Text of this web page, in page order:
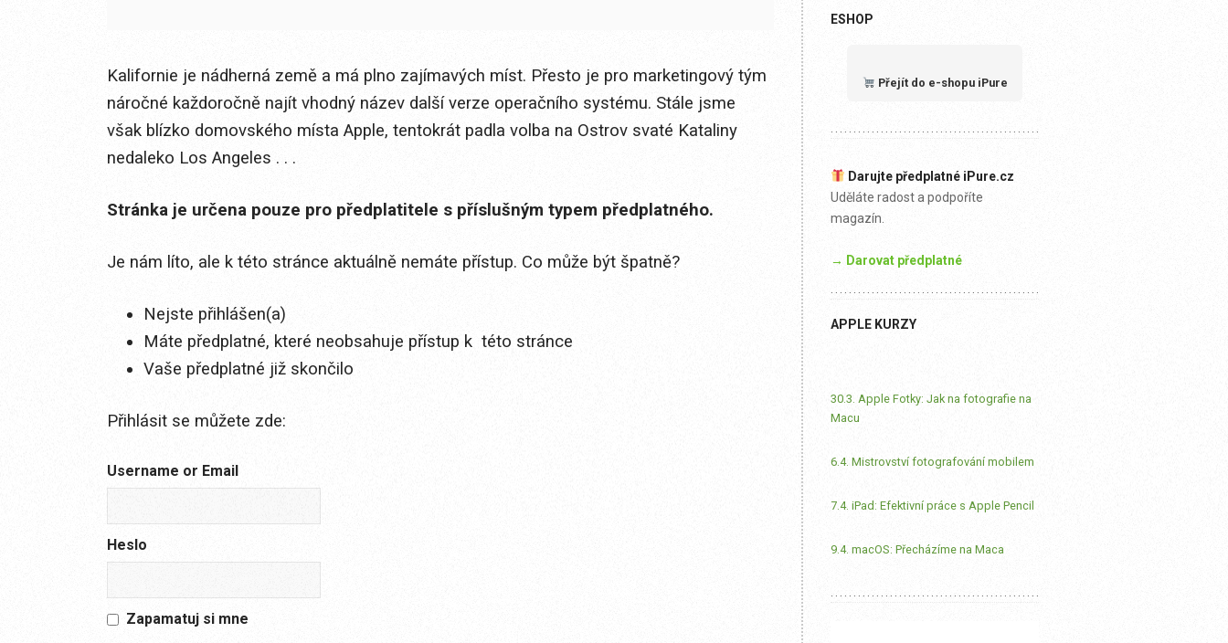
Kalifornie je nádherná země a má plno zajímavých míst. Přesto je pro marketingový tým
náročné každoročně najít vhodný název další verze operačního systému. Stále jsme
však blízko domovského místa Apple, tentokrát padla volba na Ostrov svaté Kataliny
nedaleko Los Angeles . . .
Stránka je určena pouze pro předplatitele s příslušným typem předplatného.
Je nám líto, ale k této stránce aktuálně nemáte přístup. Co může být špatně?
Nejste přihlášen(a)
Máte předplatné, které neobsahuje přístup k této stránce
Vaše předplatné již skončilo
Přihlásit se můžete zde:
Username or Email
Heslo
Zapamatuj si mne
ESHOP
Přejít do e-shopu iPure
Darujte předplatné iPure.cz
Uděláte radost a podpoříte
magazín.
→ Darovat předplatné
APPLE KURZY
30.3. Apple Fotky: Jak na fotografie na
Macu
6.4. Mistrovství fotografování mobilem
7.4. iPad: Efektivní práce s Apple Pencil
9.4. macOS: Přecházíme na Maca